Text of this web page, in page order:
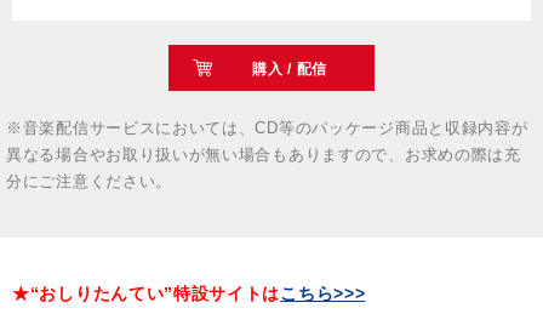
購入 / 配信
※音楽配信サービスにおいては、CD等のパッケージ商品と収録内容が
異なる場合やお取り扱いが無い場合もありますので、お求めの際は充
分にご注意ください。
★“おしりたんてい”特設サイトはこちら>>>